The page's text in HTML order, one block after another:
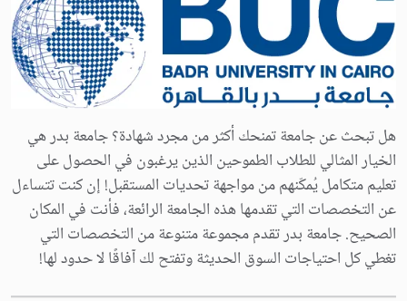
هل تبحث عن جامعة تمنحك أكثر من مجرد شهادة؟ جامعة بدر هي
الخيار المثالي للطلاب الطموحين الذين يرغبون في الحصول على
تعليم متكامل يُمكّنهم من مواجهة تحديات المستقبل! إن كنت تتساءل
عن التخصصات التي تقدمها هذه الجامعة الرائعة، فأنت في المكان
الصحيح. جامعة بدر تقدم مجموعة متنوعة من التخصصات التي
تغطي كل احتياجات السوق الحديثة وتفتح لك آفاقًا لا حدود لها!